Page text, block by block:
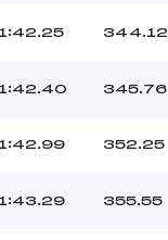
1:42.25 344.12
1:42.40 345.76
1:42.99 352.25
1:43.29 355.55